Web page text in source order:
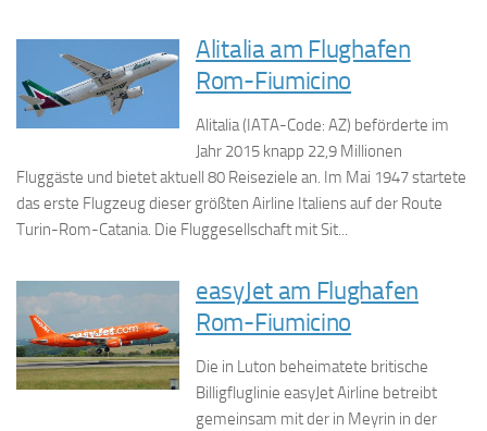
Alitalia am Flughafen
Rom-Fiumicino
Alitalia (IATA-Code: AZ) beförderte im
Jahr 2015 knapp 22,9 Millionen
Fluggäste und bietet aktuell 80 Reiseziele an. Im Mai 1947 startete
das erste Flugzeug dieser größten Airline Italiens auf der Route
Turin-Rom-Catania. Die Fluggesellschaft mit Sit...
easyJet am Flughafen
Rom-Fiumicino
Die in Luton beheimatete britische
Billigfluglinie easyJet Airline betreibt
gemeinsam mit der in Meyrin in der